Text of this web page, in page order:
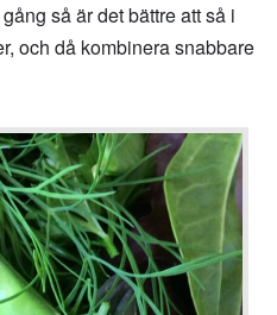
så är det bättre att så i
och då kombinera snabbare